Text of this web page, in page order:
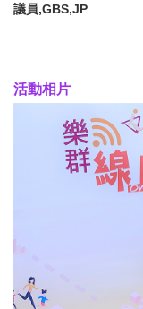
議員,GBS,JP
活動相片